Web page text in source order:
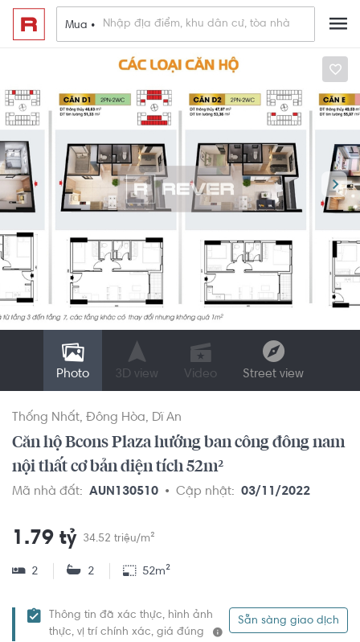
Mua •
Photo 3D view Video Street view
Thống Nhất Đông Hòa Dĩ An
Căn hộ Bcons Plaza hướng ban công đông nam
nội thất cơ bản diện tích 52m²
Mã nhà đất: AUN130510 Cập nhật: 03/11/2022
1.79 tỷ 34.52 triệu/m²
2 2 52m²
Thông tin đã xác thực, hình ảnh
thực, vị trí chính xác, giá đúng
Sẵn sàng giao dịch